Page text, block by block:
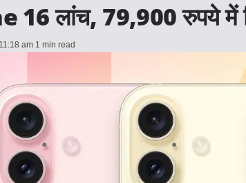
लांच, 79,900 रुपये में
am 1 min read